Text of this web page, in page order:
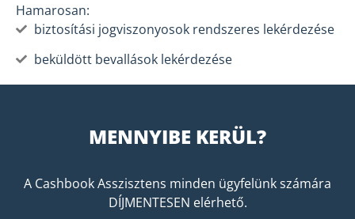
Hamarosan:
biztosítási jogviszonyosok rendszeres lekérdezése
beküldött bevallások lekérdezése
MENNYIBE KERÜL?
A Cashbook Asszisztens minden ügyfelünk számára
DÍJMENTESEN elérhető.